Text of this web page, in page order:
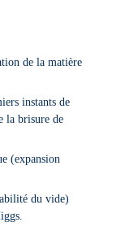
de la matière
instants de
la brisure de
(expansion
du vide)